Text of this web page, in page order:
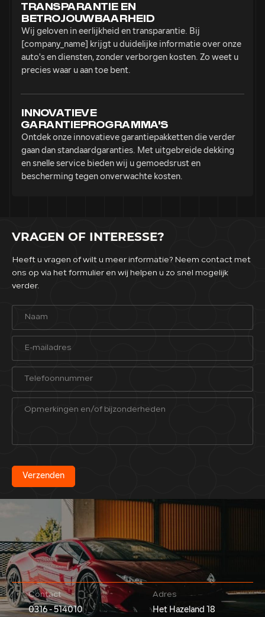
TRANSPARANTIE EN
BETROJOUWBAARHEID
Wij geloven in eerlijkheid en transparantie. Bij
[company_name] krijgt u duidelijke informatie over onze
auto's en diensten, zonder verborgen kosten. Zo weet u
precies waar u aan toe bent.
INNOVATIEVE
GARANTIEPROGRAMMA'S
Ontdek onze innovatieve garantiepakketten die verder
gaan dan standaardgaranties. Met uitgebreide dekking
en snelle service bieden wij u gemoedsrust en
bescherming tegen onverwachte kosten.
VRAGEN OF INTERESSE?
Heeft u vragen of wilt u meer informatie? Neem contact met
ons op via het formulier en wij helpen u zo snel mogelijk
verder.
Verzenden
Contact
0316 - 514010
Adres
Het Hazeland 18